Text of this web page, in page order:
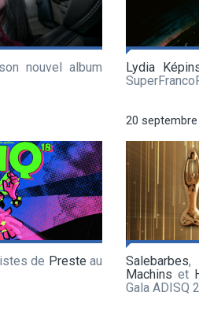
nouvel album
Lydia
de Preste au
20 septembre
Salebarbes
Machins et
Gala ADISQ